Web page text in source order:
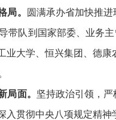
局。
圆满承办省加快推
带队到国家部委、业务
大学、恒兴集团、德
局面。 坚持政治引领，
贯彻中央八项规定精